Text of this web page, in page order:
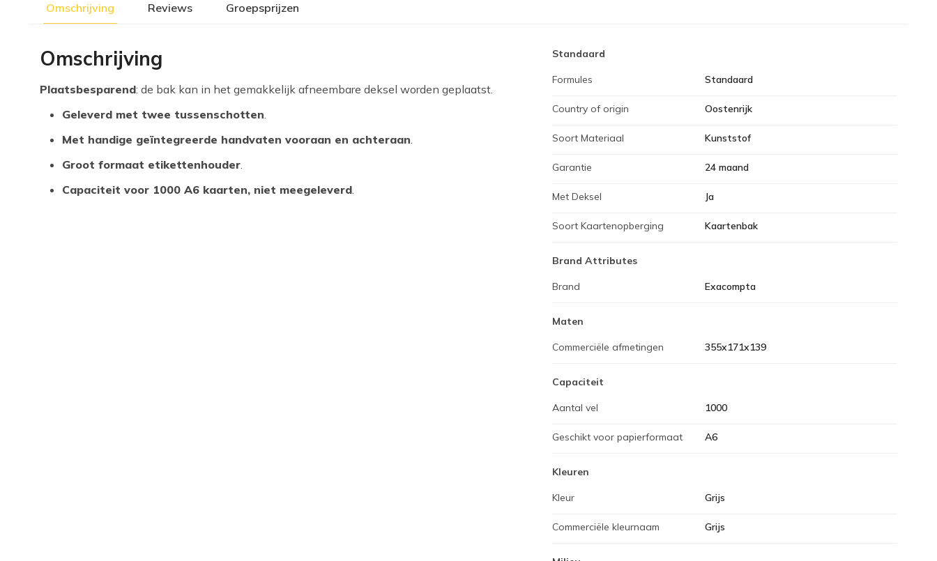
Omschrijving Reviews Groepsprijzen
Omschrijving
Plaatsbesparend: de bak kan in het gemakkelijk afneembare deksel worden geplaatst.
Geleverd met twee tussenschotten.
Met handige geïntegreerde handvaten vooraan en achteraan.
Groot formaat etikettenhouder.
Capaciteit voor 1000 A6 kaarten, niet meegeleverd.
Standaard
Formules Standaard
Country of origin Oostenrijk
Soort Materiaal Kunststof
Garantie 24 maand
Met Deksel Ja
Soort Kaartenopberging Kaartenbak
Brand Attributes
Brand Exacompta
Maten
Commerciële afmetingen 355x171x139
Capaciteit
Aantal vel 1000
Geschikt voor papierformaat A6
Kleuren
Kleur Grijs
Commerciële kleurnaam Grijs